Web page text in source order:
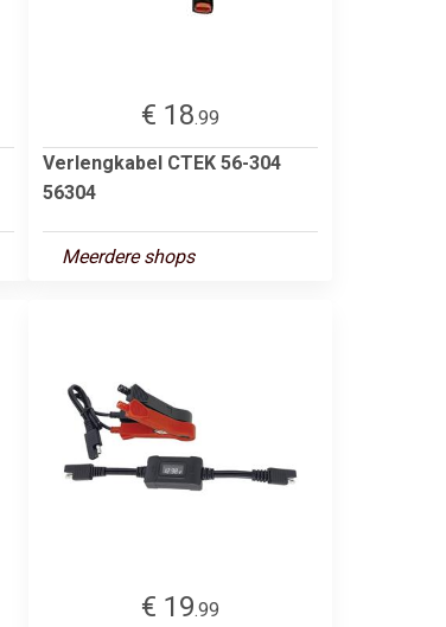
€ 18.99
Verlengkabel CTEK 56-304
56304
Meerdere shops
€ 19.99